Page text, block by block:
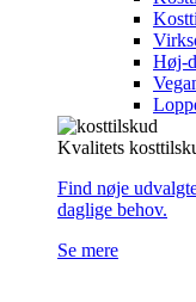
Høj-
Kvalitets
Find nøje
daglige behov.
Se mere